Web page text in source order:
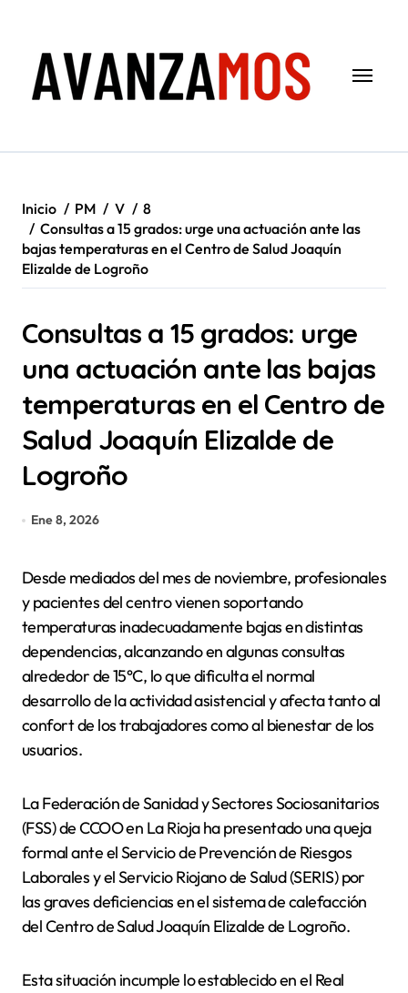
contenido
Inicio PM V
8
Consultas a 15 grados: urge una actuación ante las
bajas temperaturas en el Centro de Salud Joaquín
Elizalde de Logroño
Consultas a 15 grados: urge
una actuación ante las bajas
temperaturas en el Centro de
Salud Joaquín Elizalde de
Logroño
Ene 8, 2026
Desde mediados del mes de noviembre, profesionales
y pacientes del centro vienen soportando
temperaturas inadecuadamente bajas en distintas
dependencias, alcanzando en algunas consultas
alrededor de 15°C, lo que dificulta el normal
desarrollo de la actividad asistencial y afecta tanto al
confort de los trabajadores como al bienestar de los
usuarios.
La Federación de Sanidad y Sectores Sociosanitarios
(FSS) de CCOO en La Rioja ha presentado una queja
formal ante el Servicio de Prevención de Riesgos
Laborales y el Servicio Riojano de Salud (SERIS) por
las graves deficiencias en el sistema de calefacción
del Centro de Salud Joaquín Elizalde de Logroño.
Esta situación incumple lo establecido en el Real